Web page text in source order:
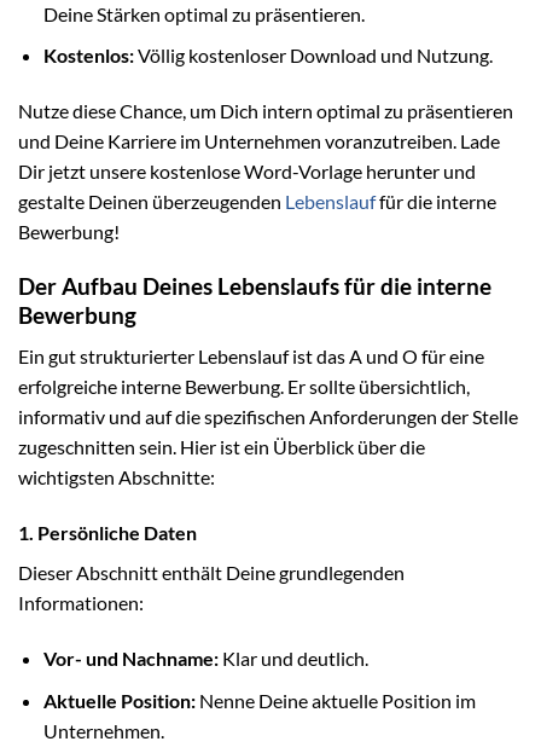
Deine Stärken optimal zu präsentieren.
Kostenlos:Völlig kostenloser Download und Nutzung.
Nutze diese Chance, um Dich intern optimal zu präsentieren
und Deine Karriere im Unternehmen voranzutreiben. Lade
Dir jetzt unsere kostenlose Word-Vorlage herunter und
gestalte Deinen überzeugenden Lebenslauffür die interne
Bewerbung!
Der Aufbau Deines Lebenslaufs für die interne
Bewerbung
Ein gut strukturierter Lebenslauf ist das A und O für eine
erfolgreiche interne Bewerbung. Er sollte übersichtlich,
informativ und auf die spezifischen Anforderungen der Stelle
zugeschnitten sein. Hier ist ein Überblick über die
wichtigsten Abschnitte:
1. Persönliche Daten
Dieser Abschnitt enthält Deine grundlegenden
Informationen:
Vor- und Nachname:Klar und deutlich.
Aktuelle Position:Nenne Deine aktuelle Position im
Unternehmen.